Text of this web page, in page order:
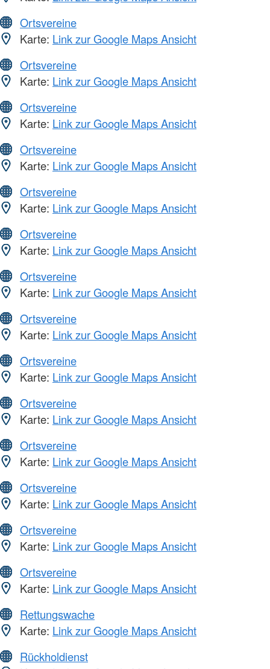
Ortsvereine
Karte: Link zur Google Maps Ansicht
Ortsvereine
Karte: Link zur Google Maps Ansicht
Ortsvereine
Karte: Link zur Google Maps Ansicht
Ortsvereine
Karte: Link zur Google Maps Ansicht
Ortsvereine
Karte: Link zur Google Maps Ansicht
Ortsvereine
Karte: Link zur Google Maps Ansicht
Ortsvereine
Karte: Link zur Google Maps Ansicht
Ortsvereine
Karte: Link zur Google Maps Ansicht
Ortsvereine
Karte: Link zur Google Maps Ansicht
Ortsvereine
Karte: Link zur Google Maps Ansicht
Ortsvereine
Karte: Link zur Google Maps Ansicht
Ortsvereine
Karte: Link zur Google Maps Ansicht
Ortsvereine
Karte: Link zur Google Maps Ansicht
Ortsvereine
Karte: Link zur Google Maps Ansicht
Rettungswache
Karte: Link zur Google Maps Ansicht
Rückholdienst